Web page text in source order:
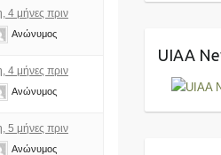
4 μήνες πριν
Ανώνυμος
4 μήνες πριν
Ανώνυμος
5 μήνες πριν
Ανώνυμος
UIAA